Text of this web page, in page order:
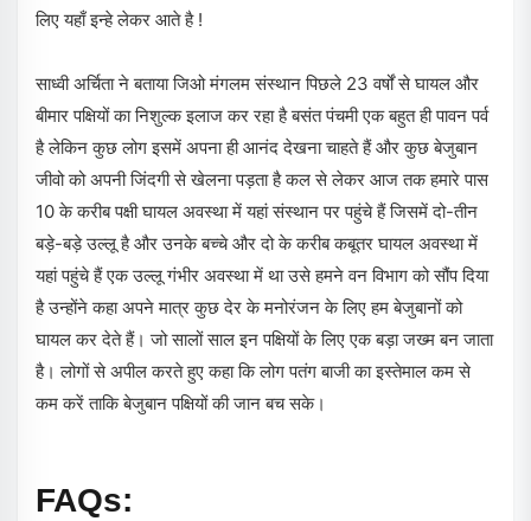
लिए यहाँ इन्हे लेकर आते है !
साध्वी अर्चिता ने बताया जिओ मंगलम संस्थान पिछले 23 वर्षों से घायल और
बीमार पक्षियों का निशुल्क इलाज कर रहा है बसंत पंचमी एक बहुत ही पावन पर्व
है लेकिन कुछ लोग इसमें अपना ही आनंद देखना चाहते हैं और कुछ बेजुबान
जीवो को अपनी जिंदगी से खेलना पड़ता है कल से लेकर आज तक हमारे पास
10 के करीब पक्षी घायल अवस्था में यहां संस्थान पर पहुंचे हैं जिसमें दो-तीन
बड़े-बड़े उल्लू है और उनके बच्चे और दो के करीब कबूतर घायल अवस्था में
यहां पहुंचे हैं एक उल्लू गंभीर अवस्था में था उसे हमने वन विभाग को सौंप दिया
है उन्होंने कहा अपने मात्र कुछ देर के मनोरंजन के लिए हम बेजुबानों को
घायल कर देते हैं। जो सालों साल इन पक्षियों के लिए एक बड़ा जख्म बन जाता
है। लोगों से अपील करते हुए कहा कि लोग पतंग बाजी का इस्तेमाल कम से
कम करें ताकि बेजुबान पक्षियों की जान बच सके।
FAQs: